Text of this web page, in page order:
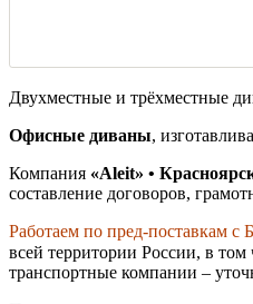
Двухместные и трёхместные
Офисные диваны,
Компания «Aleit» •
составление договоров,
Работаем по пред-поставкам
всей территории России, в
транспортные компании –